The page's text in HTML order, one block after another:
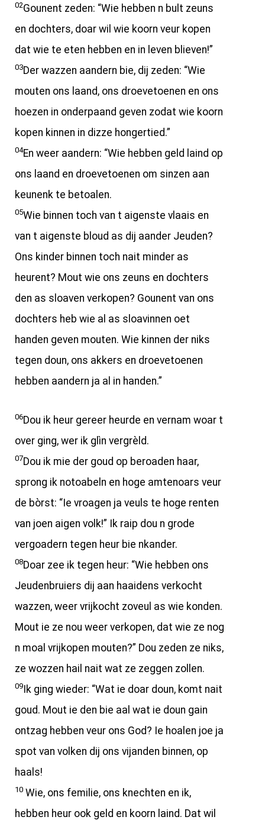
02Gounent zeden: “Wie hebben n bult zeuns
en dochters, doar wil wie koorn veur kopen
dat wie te eten hebben en in leven blieven!”
03Der wazzen aandern bie, dij zeden: “Wie
mouten ons laand, ons droevetoenen en ons
hoezen in onderpaand geven zodat wie koorn
kopen kinnen in dizze hongertied.”
04En weer aandern: “Wie hebben geld laind op
ons laand en droevetoenen om sinzen aan
keunenk te betoalen.
05Wie binnen toch van t aigenste vlaais en
van t aigenste bloud as dij aander Jeuden?
Ons kinder binnen toch nait minder as
heurent? Mout wie ons zeuns en dochters
den as sloaven verkopen? Gounent van ons
dochters heb wie al as sloavinnen oet
handen geven mouten. Wie kinnen der niks
tegen doun, ons akkers en droevetoenen
hebben aandern ja al in handen.”
06Dou ik heur gereer heurde en vernam woar t
over ging, wer ik glìn vergrèld.
07Dou ik mie der goud op beroaden haar,
sprong ik notoabeln en hoge amtenoars veur
de bòrst: “Ie vroagen ja veuls te hoge renten
van joen aigen volk!” Ik raip dou n grode
vergoadern tegen heur bie nkander.
08Doar zee ik tegen heur: “Wie hebben ons
Jeudenbruiers dij aan haaidens verkocht
wazzen, weer vrijkocht zoveul as wie konden.
Mout ie ze nou weer verkopen, dat wie ze nog
n moal vrijkopen mouten?” Dou zeden ze niks,
ze wozzen hail nait wat ze zeggen zollen.
09Ik ging wieder: “Wat ie doar doun, komt nait
goud. Mout ie den bie aal wat ie doun gain
ontzag hebben veur ons God? Ie hoalen joe ja
spot van volken dij ons vijanden binnen, op
haals!
10 Wie, ons femilie, ons knechten en ik,
hebben heur ook geld en koorn laind. Dat wil